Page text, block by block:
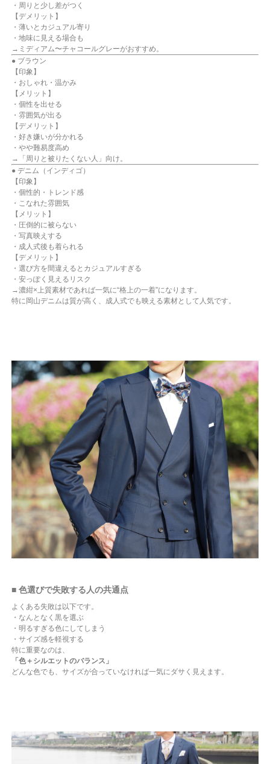
・周りと少し差がつく
【デメリット】
・薄いとカジュアル寄り
・地味に見える場合も
→ミディアム〜チャコールグレーがおすすめ。
● ブラウン
【印象】
・おしゃれ・温かみ
【メリット】
・個性を出せる
・雰囲気が出る
【デメリット】
・好き嫌いが分かれる
・やや難易度高め
→「周りと被りたくない人」向け。
● デニム（インディゴ）
【印象】
・個性的・トレンド感
・こなれた雰囲気
【メリット】
・圧倒的に被らない
・写真映えする
・成人式後も着られる
【デメリット】
・選び方を間違えるとカジュアルすぎる
・安っぽく見えるリスク
→濃紺×上質素材であれば一気に“格上の一着”になります。
特に岡山デニムは質が高く、成人式でも映える素材として人気です。
■ 色選びで失敗する人の共通点
よくある失敗は以下です。
・なんとなく黒を選ぶ
・明るすぎる色にしてしまう
・サイズ感を軽視する
特に重要なのは、
「色＋シルエットのバランス」
どんな色でも、サイズが合っていなければ一気にダサく見えます。